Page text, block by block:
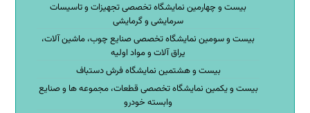
بیست و چهارمین نمایشگاه تخصصی تجهیزات و تاسیسات
سرمایشی و گرمایشی
بیست و سومین نمایشگاه تخصصی صنایع چوب، ماشین آلات،
یراق آلات و مواد اولیه
بیست و هشتمین نمایشگاه فرش دستباف
بیست و یکمین نمایشگاه تخصصی قطعات، مجموعه ها و صنایع
وابسته خودرو